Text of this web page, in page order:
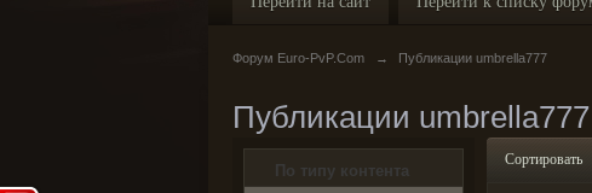
Форум Euro-PvP.Com → Публикации umbrella777
Публикации umbrella777
По типу контента
Сортировать